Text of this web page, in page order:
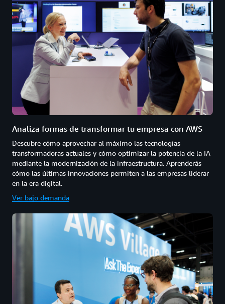
Analiza formas de transformar tu empresa con AWS
Descubre cómo aprovechar al máximo las tecnologías
transformadoras actuales y cómo optimizar la potencia de la IA
mediante la modernización de la infraestructura. Aprenderás
cómo las últimas innovaciones permiten a las empresas liderar
en la era digital.
Ver bajo demanda